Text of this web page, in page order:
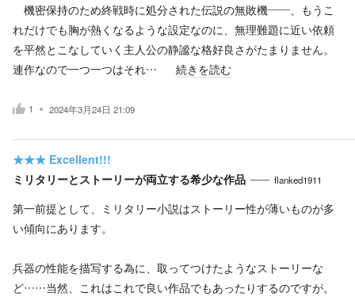
機密保持のため終戦時に処分された伝説の無敗機――、もうこ
れだけでも胸が熱くなるような設定なのに、無理難題に近い依頼
を平然とこなしていく主人公の静謐な格好良さがたまりません。
連作なので一つ一つはそれ…
続きを読む
1 2024年3月24日 21:09
★★★ Excellent!!!
ミリタリーとストーリーが両立する希少な作品
flanked1911
第一前提として、ミリタリー小説はストーリー性が薄いものが多
い傾向にあります。
兵器の性能を描写する為に、取ってつけたようなストーリーな
ど……当然、これはこれで良い作品でもあったりするのですが。